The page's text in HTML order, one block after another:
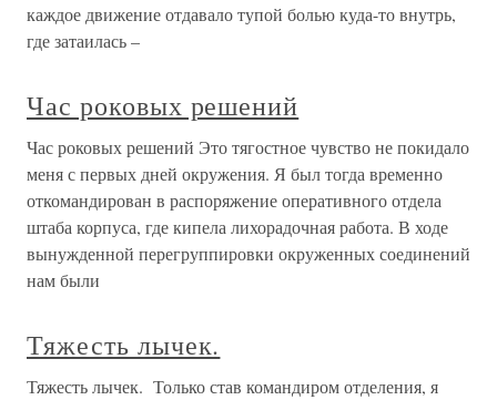
каждое движение отдавало тупой болью куда-то внутрь,
где затаилась –
Час роковых решений
Час роковых решений Это тягостное чувство не покидало
меня с первых дней окружения. Я был тогда временно
откомандирован в распоряжение оперативного отдела
штаба корпуса, где кипела лихорадочная работа. В ходе
вынужденной перегруппировки окруженных соединений
нам были
Тяжесть лычек.
Тяжесть лычек. Только став командиром отделения, я